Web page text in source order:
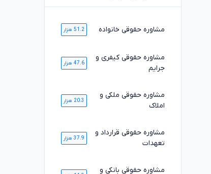
مشاوره حقوقی خانواده 51.2 هزار
مشاوره حقوقی کیفری و
جرایم
47.6 هزار
مشاوره حقوقی ملکی و
املاک
20.3 هزار
مشاوره حقوقی قرارداد و
تعهدات
37.9 هزار
مشاوره حقوقی بانکی و